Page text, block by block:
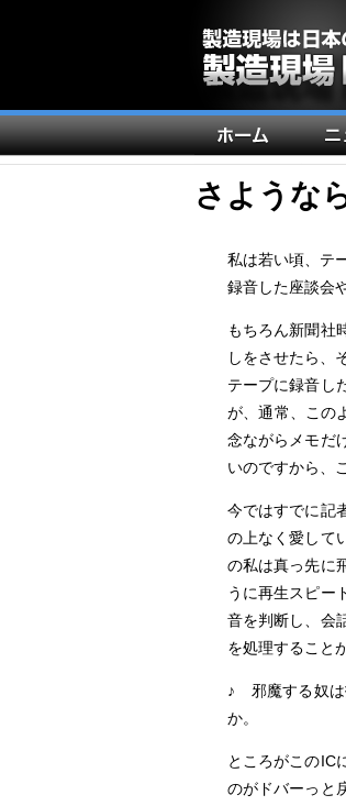
メ
イ
ン
さような
私は若い頃、テ
録音した座談会
もちろん新聞社
しをさせたら、
テープに録音し
が、通常、この
念ながらメモだ
いのですから、
今ではすでに記
の上なく愛して
の私は真っ先に
うに再生スピー
音を判断し、会
を処理すること
♪ 邪魔する奴は
か。
ところがこのIC
のがドバーっと